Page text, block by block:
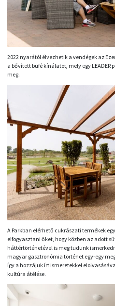
2022 nyarától élvezhetik a vendégek az
a bővített büfé kínálatot, mely egy
meg.
A Parkban elérhető cukrászati termékek
elfogyasztani őket, hogy közben az adott
háttértörténetével is meg tudunk
magyar gasztronómia történet egy-egy
így a hozzájuk írt ismeretekkel
kultúra átélése.